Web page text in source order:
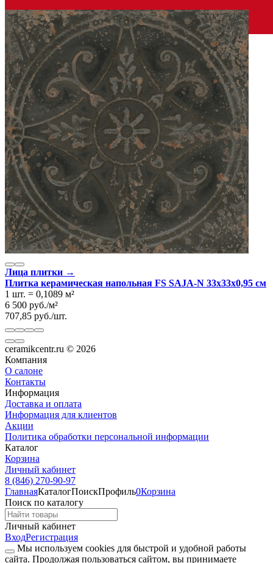
Испания
Производитель
PERONDA CERAMICAS
Коллекция
Peronda FS SALA
Тип плитки
Настенная, Напольная
Размеры
Размеры33х33 см
Толщина9.5 мм
Ширина 33 см
Длина33 см
Площадь в упаковке 1.09 кв. м.
Вес 1 упаковки22.922 кг
Количество в коробке, шт.10
Свойства
НазначениеХолл и прихожая, Ванная комната, Кухня
Материал Керамика
Поверхность
Лаппатированная
ЦветБежевый
Имитация поверхности
Металл
Лица плитки →
Плитка керамическая напольная FS SAJA-N 33х33x0,95 см
1 шт. = 0,1089 м²
6 500 руб./м²
707,85 руб./шт.
ceramikcentr.ru © 2026
Компания
О салоне
Контакты
Информация
Доставка и оплата
Информация для клиентов
Акции
Политика обработки персональной информации
Каталог
Корзина
Личный кабинет
8 (846) 270-90-97
ГлавнаяКаталогПоискПрофиль0Корзина
Поиск по каталогу
Личный кабинет
ВходРегистрация
Мы используем cookies для быстрой и удобной работы
сайта. Продолжая пользоваться сайтом, вы принимаете